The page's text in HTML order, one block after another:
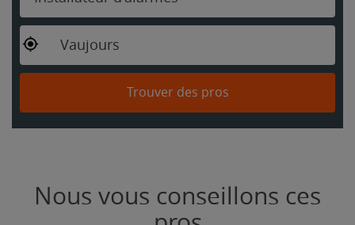
Vaujours
Trouver des pros
Nous vous conseillons ces